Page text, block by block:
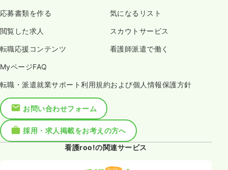
応募書類を作る 気になるリスト
閲覧した求人 スカウトサービス
転職応援コンテンツ 看護師派遣で働く
MyページFAQ
転職・派遣就業サポート利用規約および個人情報保護方針
お問い合わせフォーム
採用・求人掲載をお考えの方へ
看護roo!の関連サービス